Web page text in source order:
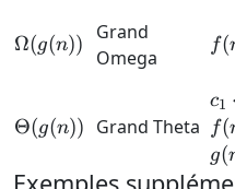
\Omega(g(n))
Ω(g(n))
Grand
Omega
f(
\Theta(g(n))
Θ(g(n)) Grand Theta
c_1
\le
c1 ⋅
f(
g(